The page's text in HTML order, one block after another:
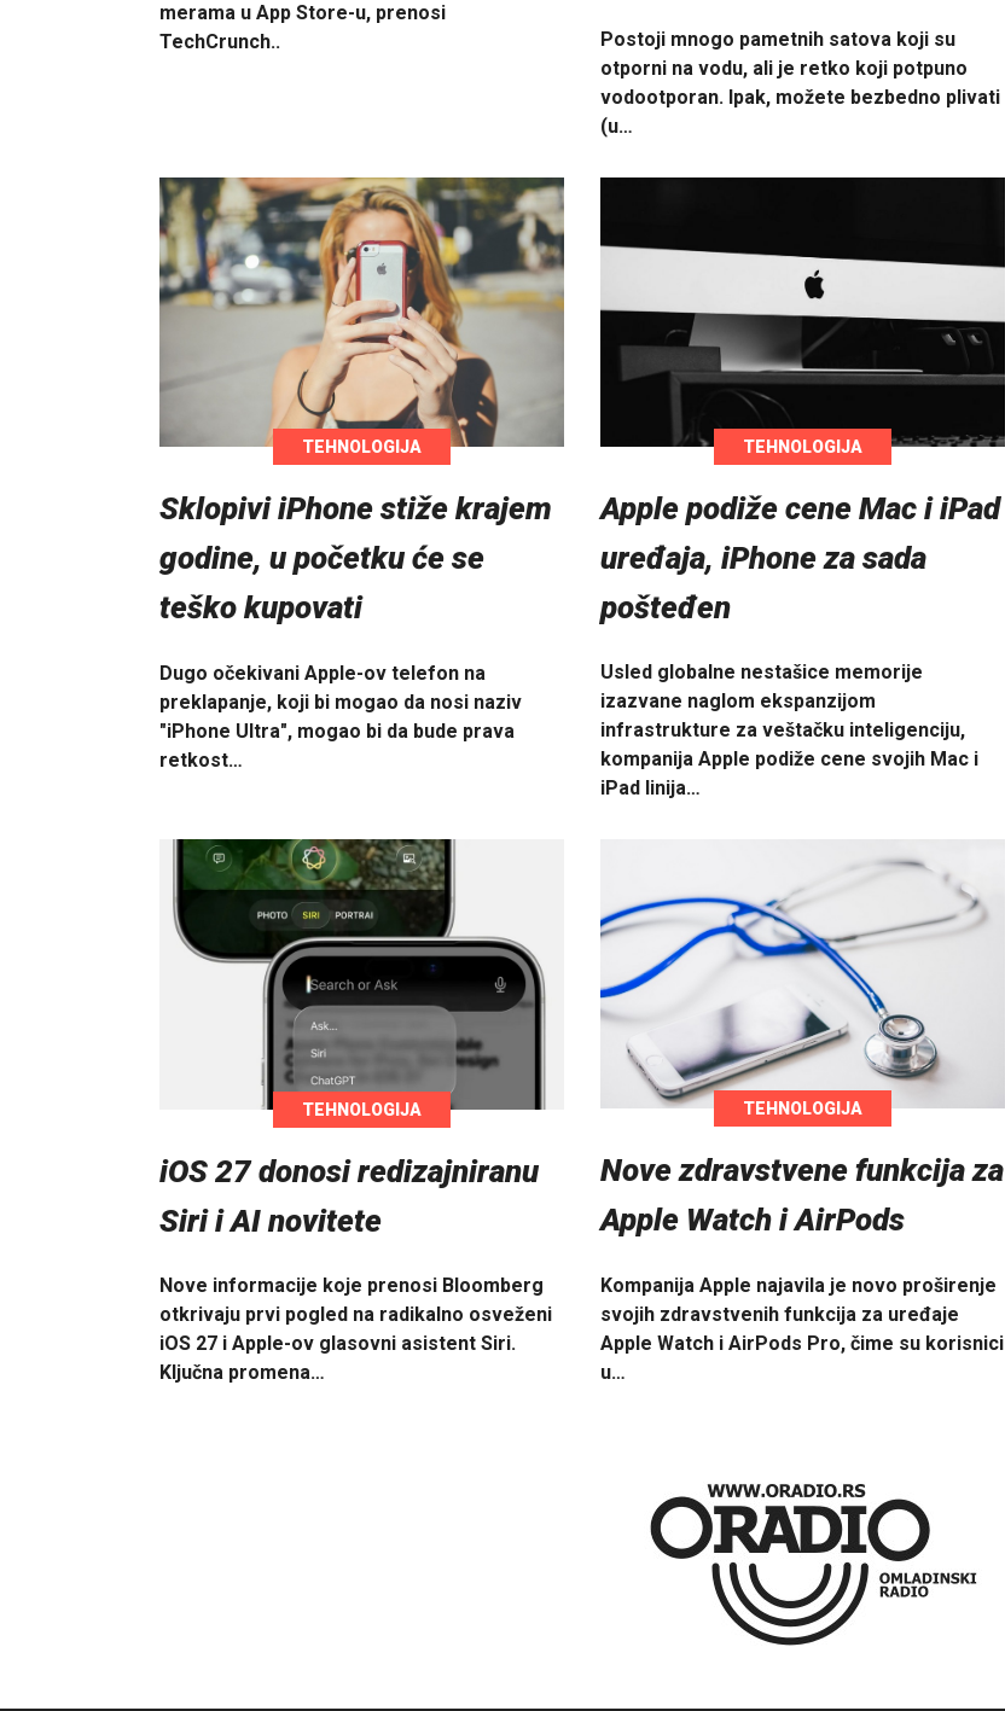
merama u App Store-u, prenosi
TechCrunch..
Postoji mnogo pametnih satova koji su
otporni na vodu, ali je retko koji potpuno
vodootporan. Ipak, možete bezbedno plivati
(u…
TEHNOLOGIJA
Sklopivi iPhone stiže krajem
godine, u početku će se
teško kupovati
Dugo očekivani Apple-ov telefon na
preklapanje, koji bi mogao da nosi naziv
"iPhone Ultra", mogao bi da bude prava
retkost…
TEHNOLOGIJA
Apple podiže cene Mac i iPad
uređaja, iPhone za sada
pošteđen
Usled globalne nestašice memorije
izazvane naglom ekspanzijom
infrastrukture za veštačku inteligenciju,
kompanija Apple podiže cene svojih Mac i
iPad linija…
TEHNOLOGIJA
iOS 27 donosi redizajniranu
Siri i AI novitete
Nove informacije koje prenosi Bloomberg
otkrivaju prvi pogled na radikalno osveženi
iOS 27 i Apple-ov glasovni asistent Siri.
Ključna promena…
TEHNOLOGIJA
Nove zdravstvene funkcija za
Apple Watch i AirPods
Kompanija Apple najavila je novo proširenje
svojih zdravstvenih funkcija za uređaje
Apple Watch i AirPods Pro, čime su korisnici
u…